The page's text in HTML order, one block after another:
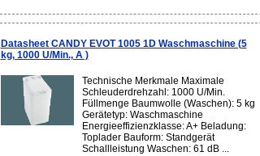
Datasheet CANDY EVOT 1005 1D Waschmaschine (5
kg, 1000 U/Min., A )
Technische Merkmale Maximale
Schleuderdrehzahl: 1000 U/Min.
Füllmenge Baumwolle (Waschen): 5 kg
Gerätetyp: Waschmaschine
Energieeffizienzklasse: A+ Beladung:
Toplader Bauform: Standgerät
Schallleistung Waschen: 61 dB ...